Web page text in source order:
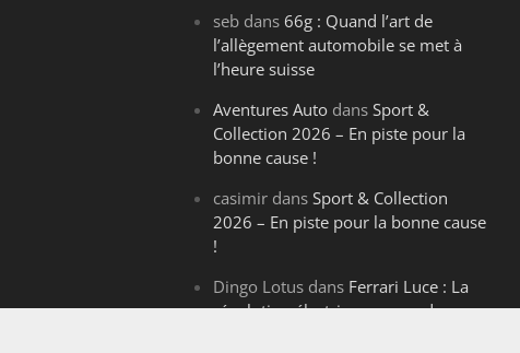
seb dans66g : Quand l’art de
l’allègement automobile se met à
l’heure suisse
Aventures Auto dansSport &
Collection 2026 – En piste pour la
bonne cause !
casimir dansSport & Collection
2026 – En piste pour la bonne cause
!
Dingo Lotus dans Ferrari Luce : La
révolution électrique venue de